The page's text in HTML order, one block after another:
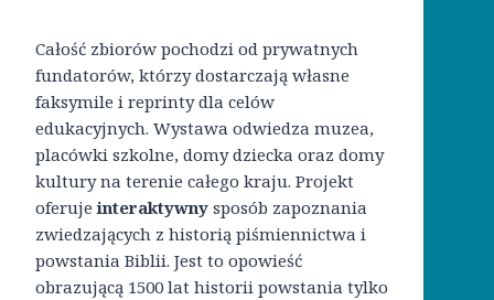
Całość zbiorów pochodzi od prywatnych
fundatorów, którzy dostarczają własne
faksymile i reprinty dla celów
edukacyjnych. Wystawa odwiedza muzea,
placówki szkolne, domy dziecka oraz domy
kultury na terenie całego kraju. Projekt
oferujeinteraktywny sposób zapoznania
zwiedzających z historią piśmiennictwa i
powstania Biblii. Jest to opowieść
obrazującą 1500 lat historii powstania tylko